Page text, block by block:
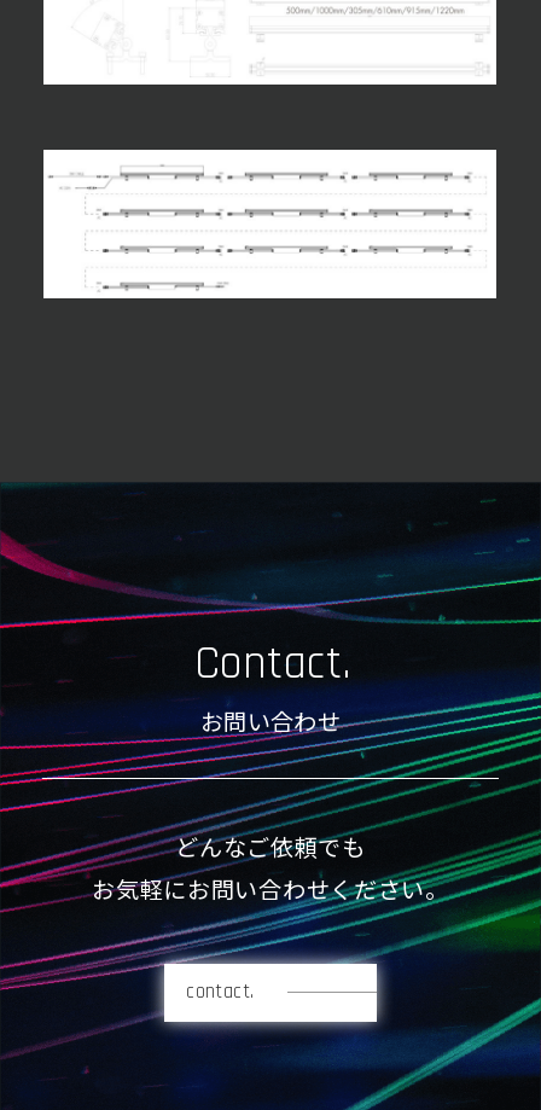
Contact.
お問い合わせ
どんなご依頼でも
お気軽にお問い合わせください。
contact.